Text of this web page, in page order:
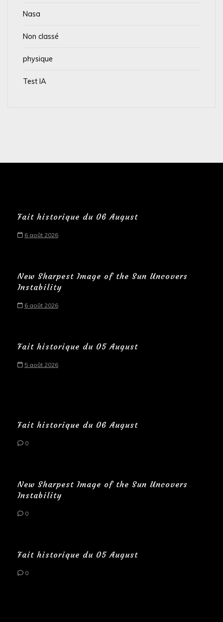
Nasa
Non classé
physique
Test IA
Fait historique du 06 August
6 août 2026
New Sharpest Image of the Sun Uncovers
Instability
6 août 2026
Fait historique du 05 August
5 août 2026
Fait historique du 06 August
0
New Sharpest Image of the Sun Uncovers
Instability
0
Fait historique du 05 August
0